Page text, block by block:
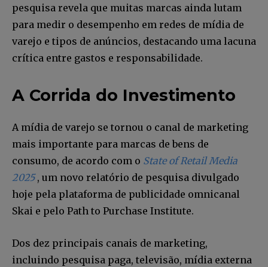
pesquisa revela que muitas marcas ainda lutam
para medir o desempenho em redes de mídia de
varejo e tipos de anúncios, destacando uma lacuna
crítica entre gastos e responsabilidade.
A Corrida do Investimento
A mídia de varejo se tornou o canal de marketing
mais importante para marcas de bens de
consumo, de acordo com o State of Retail Media
2025, um novo relatório de pesquisa divulgado
hoje pela plataforma de publicidade omnicanal
Skai e pelo Path to Purchase Institute.
Dos dez principais canais de marketing,
incluindo pesquisa paga, televisão, mídia externa